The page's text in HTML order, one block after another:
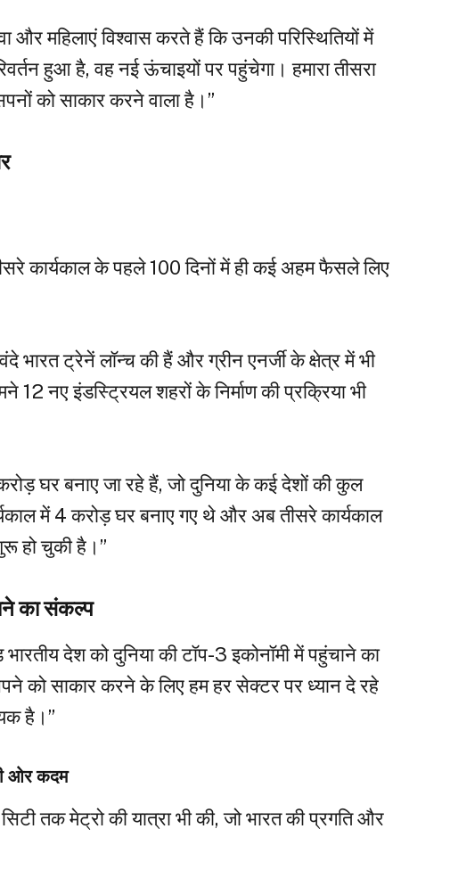
और महिलाएं विश्वास करते हैं कि उनकी परिस्थितियों में
हुआ है, वह नई ऊंचाइयों पर पहुंचेगा। हमारा तीसरा
को साकार करने वाला है।”
कार्यकाल के पहले 100 दिनों में ही कई अहम फैसले लिए
भारत ट्रेनें लॉन्च की हैं और ग्रीन एनर्जी के क्षेत्र में भी
नए इंडस्ट्रियल शहरों के निर्माण की प्रक्रिया भी
घर बनाए जा रहे हैं, जो दुनिया के कई देशों की कुल
में 4 करोड़ घर बनाए गए थे और अब तीसरे कार्यकाल
हो चुकी है।”
का संकल्प
देश को दुनिया की टॉप-3 इकोनॉमी में पहुंचाने का
को साकार करने के लिए हम हर सेक्टर पर ध्यान दे रहे
है।”
ओर कदम
तक मेट्रो की यात्रा भी की, जो भारत की प्रगति और